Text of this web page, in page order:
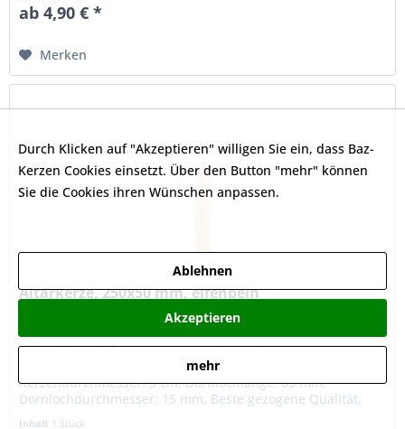
ab 4,90 € *
Merken
Altarkerze, 250x50 mm, elfenbein
Verpackungsinfo: VE = 2 Kerzen im Papier / 24 Kerzen im
Umkarton, Farbe: elfenbein, Kerzenlänge: 25 cm,
Kerzendurchmesser: 5 cm, Dornlochlänge: 65 mm,
Dornlochdurchmesser: 15 mm, Beste gezogene Qualität,
Inhalt 1 Stück
Durch Klicken auf "Akzeptieren" willigen Sie ein, dass Baz-
Kerzen Cookies einsetzt. Über den Button "mehr" können
Sie die Cookies ihren Wünschen anpassen.
Ablehnen
Akzeptieren
mehr